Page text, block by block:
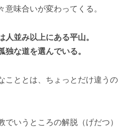
味合いが変わってくる。
並み以上にある平山。
独な道を選んでいる。
こととは、ちょっとだけ違うの
いうところの解脱（げだつ）